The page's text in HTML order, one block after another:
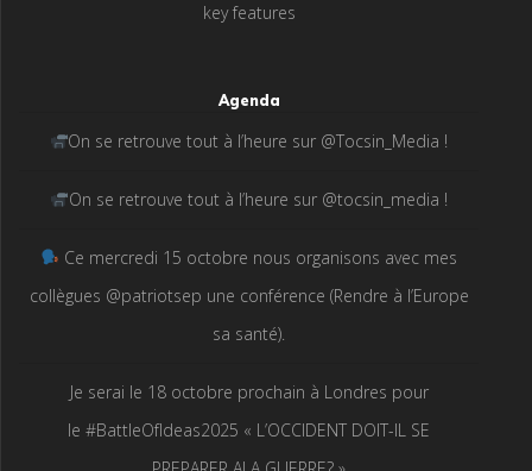
key features
Agenda
On se retrouve tout à l’heure sur @Tocsin_Media !
On se retrouve tout à l’heure sur @tocsin_media !
Ce mercredi 15 octobre nous organisons avec mes
collègues @patriotsep une conférence (Rendre à l’Europe
sa santé).
Je serai le 18 octobre prochain à Londres pour
le #BattleOfIdeas2025 « L’OCCIDENT DOIT-IL SE